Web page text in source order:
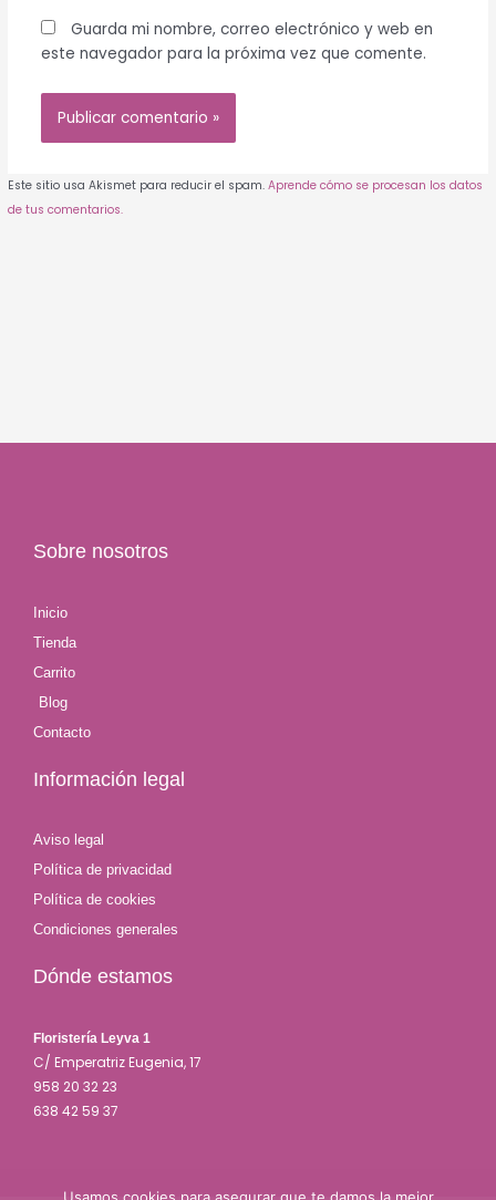
Guarda mi nombre, correo electrónico y web en
este navegador para la próxima vez que comente.
Este sitio usa Akismet para reducir el spam.Aprende cómo se procesan los datos
de tus comentarios.
Sobre nosotros
Inicio
Tienda
Carrito
Blog
Contacto
Información legal
Aviso legal
Política de privacidad
Política de cookies
Condiciones generales
Dónde estamos
Floristería Leyva 1
C/ Emperatriz Eugenia, 17
958 20 32 23
638 42 59 37